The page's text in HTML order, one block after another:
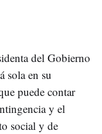
del Gobierno
sola en su
puede contar
y el
social y de